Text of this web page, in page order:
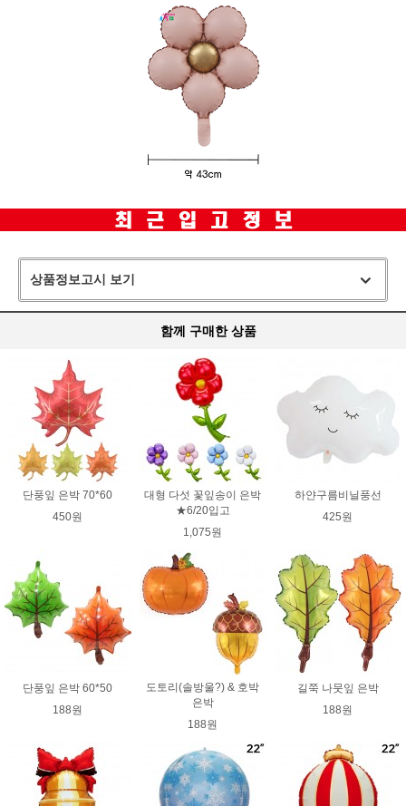
상품정보고시 보기
함께 구매한 상품
단풍잎 은박 70*60
450원
대형 다섯 꽃잎송이 은박
★6/20입고
1,075원
하얀구름비닐풍선
425원
단풍잎 은박 60*50
188원
도토리(솔방울?) & 호박
은박
188원
길쭉 나뭇잎 은박
188원